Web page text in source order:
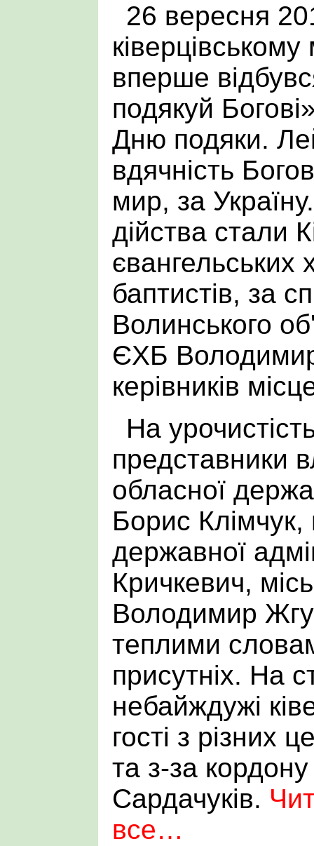
26 вересня
ківерцівському
вперше
подякуй
Дню подяки.
вдячність
мир, за
дійства стали
євангельських
баптистів, за
Волинського
ЄХБ
керівників
На
представники
обласної
Борис Клімчук,
державної
Кричкевич,
Володимир
теплими
присутніх. На
небайждужі
гості з різних
та з-за
Сардачуків.
все…